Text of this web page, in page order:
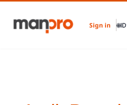
content
Sign in 🌐ID